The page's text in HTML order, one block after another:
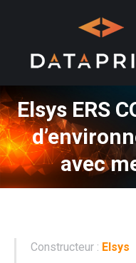
Elsys ERS
avec
Constructeur : Elsys